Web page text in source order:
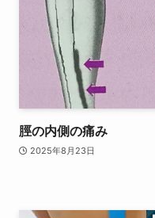
脛の内側の痛み
2025年8月23日